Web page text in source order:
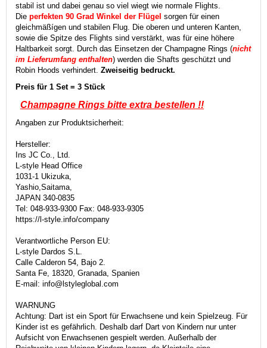
stabil ist und dabei genau so viel wiegt wie normale Flights.
Die perfekten 90 Grad Winkel der Flügel sorgen für einen
gleichmäßígen und stabilen Flug. Die oberen und unteren Kanten,
sowie die Spitze des Flights sind verstärkt, was für eine höhere
Haltbarkeit sorgt. Durch das Einsetzen der Champagne Rings (nicht
im Lieferumfang enthalten) werden die Shafts geschützt und
Robin Hoods verhindert. Zweiseitig bedruckt.
Preis für 1 Set = 3 Stück
Champagne Rings bitte extra bestellen !!
Angaben zur Produktsicherheit:
Hersteller:
Ins JC Co., Ltd.
L-style Head Office
1031-1 Ukizuka,
Yashio,Saitama,
JAPAN 340-0835
Tel: 048-933-9300 Fax: 048-933-9305
https://l-style.info/company
Verantwortliche Person EU:
L-style Dardos S.L.
Calle Calderon 54, Bajo 2.
Santa Fe, 18320, Granada, Spanien
E-mail: info@lstyleglobal.com
WARNUNG
Achtung: Dart ist ein Sport für Erwachsene und kein Spielzeug. Für
Kinder ist es gefährlich. Deshalb darf Dart von Kindern nur unter
Aufsicht von Erwachsenen gespielt werden. Außerhalb der